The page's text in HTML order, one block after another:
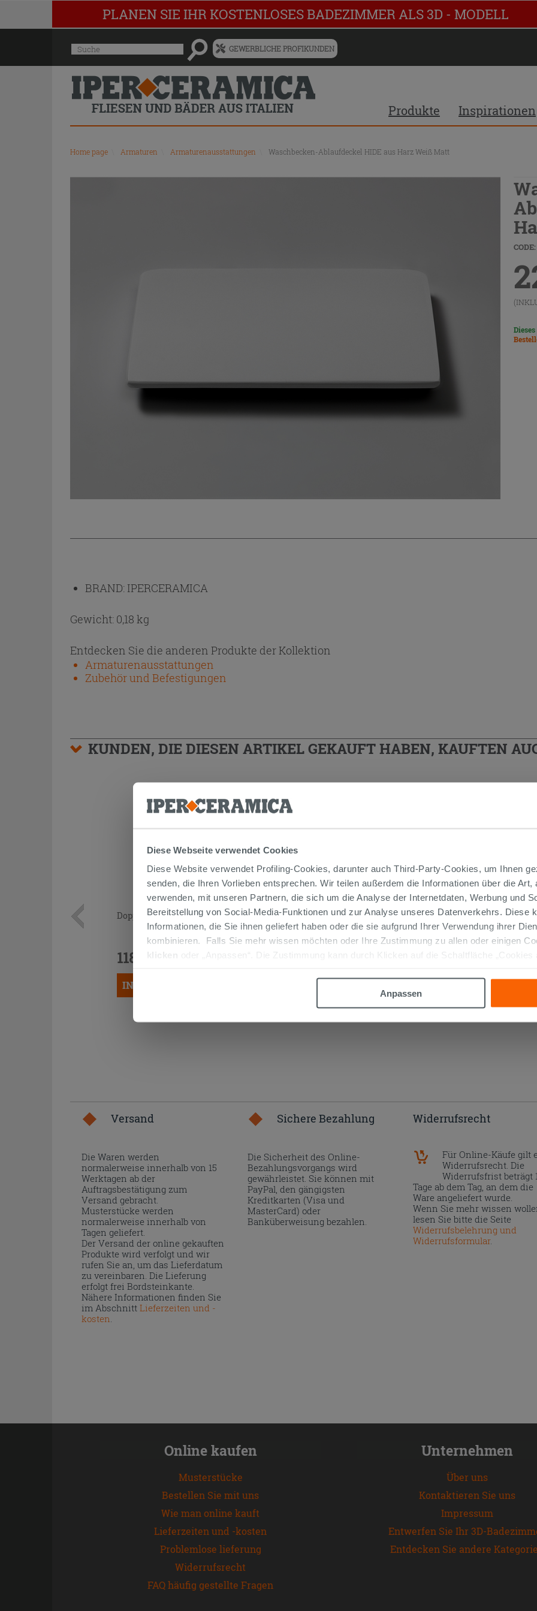
Diese Webseite verwendet Cookies
Diese Website verwendet Profiling-Cookies, darunter auch Third-Party-Cookies, um Ihnen
senden, die Ihren Vorlieben entsprechen. Wir teilen außerdem die Informationen über die
verwenden, mit unseren Partnern, die sich um die Analyse der Internetdaten, Werbung und
Bereitstellung von Social-Media-Funktionen und zur Analyse unseres Datenverkehrs. Diese
Informationen, die Sie ihnen geliefert haben oder die sie aufgrund Ihrer Verwendung ihrer
kombinieren. Falls Sie mehr wissen möchten oder Ihre Zustimmung zu allen oder einigen
klicken
oder „Anpassen“. Die Zustimmung kann durch Klicken auf die Schaltfläche „Cookies
Anpassen
PLANEN SIE IHR KOSTENLOSES BADEZIMMER ALS 3D - MODELL
Menü
für
vorgeschlagenen
Siteinhalt
und
Suchprotokoll
Suche GEWERBLICHE PROFIKUNDEN
Produkte Inspirationen
Home page Armaturen Armaturenausstattungen Waschbecken-Ablaufdeckel HIDE aus Harz Weiß Matt
BRAND: IPERCERAMICA
Gewicht: 0,18 kg
Entdecken Sie die anderen Produkte der Kollektion
Armaturenausstattungen
Zubehör und Befestigungen
KUNDEN, DIE DIESEN ARTIKEL GEKAUFT HABEN, KAUFTEN
Doppelablage CLEAR Transparent
118,90 €
IN DEN WARENKORB LEGEN
SIPHON PLATZSPARENDUNTER
WASCHTISCH AUS POLYPROPYLEN
WEISS
12,90 €
Versand
Die Waren werden
normalerweise innerhalb von 15
Werktagen ab der
Auftragsbestätigung zum
Versand gebracht.
Musterstücke werden
normalerweise innerhalb von
Tagen geliefert.
Der Versand der online gekauften
Produkte wird verfolgt und wir
rufen Sie an, um das Lieferdatum
zu vereinbaren. Die Lieferung
erfolgt frei Bordsteinkante.
Nähere Informationen finden Sie
im Abschnitt Lieferzeiten und -
kosten.
Sichere Bezahlung
Die Sicherheit des Online-
Bezahlungsvorgangs wird
gewährleistet. Sie können mit
PayPal, den gängigsten
Kreditkarten (Visa und
MasterCard) oder
Banküberweisung bezahlen.
Widerrufsrecht
Für Online-Käufe gilt
Widerrufsrecht. Die
Widerrufsfrist beträgt
Tage ab dem Tag, an dem die
Ware angeliefert wurde.
Wenn Sie mehr wissen
lesen Sie bitte die Seite
Widerrufsbelehrung und
Widerrufsformular.
Online kaufen
Musterstücke
Bestellen Sie mit uns
Wie man online kauft
Lieferzeiten und -kosten
Problemlose lieferung
Widerrufsrecht
FAQ häufig gestellte Fragen
Unternehmen
Über uns
Kontaktieren Sie uns
Impressum
Entwerfen Sie Ihr 3D-
Entdecken Sie andere